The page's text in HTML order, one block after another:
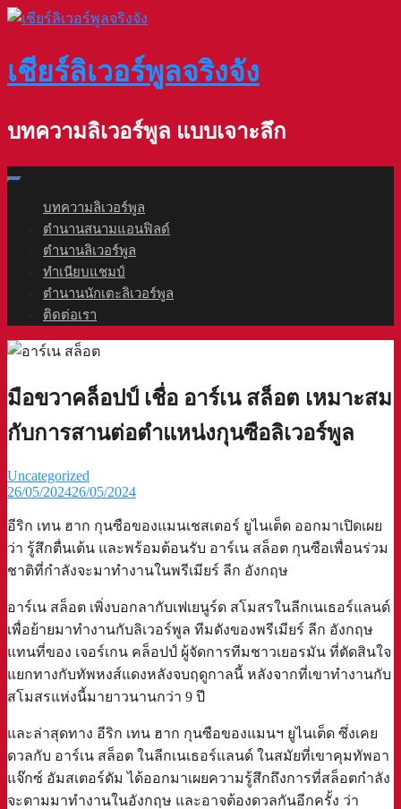
Skip
เชียร์ลิเวอร์พูลจริงจัง
บทความลิเวอร์พูล แบบเจาะลึก
บทความลิเวอร์พูล
ตำนานสนามแอนฟิลด์
ตำนานลิเวอร์พูล
ทำเนียบแชมป์
ตำนานนักเตะลิเวอร์พูล
ติดต่อเรา
มือขวาคล็อปป์ เชื่อ อาร์เน สล็อต เหมาะสม
กับการสานต่อตำแหน่งกุนซือลิเวอร์พูล
Uncategorized
26/05/202426/05/2024
อีริก เทน ฮาก กุนซือของแมนเชสเตอร์ ยูไนเต็ด ออกมาเปิดเผย
ว่า รู้สึกตื่นเต้น และพร้อมต้อนรับ อาร์เน สล็อต กุนซือเพื่อนร่วม
ชาติที่กำลังจะมาทำงานในพรีเมียร์ ลีก อังกฤษ
อาร์เน สล็อต เพิ่งบอกลากับเฟเยนูร์ด สโมสรในลีกเนเธอร์แลนด์
เพื่อย้ายมาทำงานกับลิเวอร์พูล ทีมดังของพรีเมียร์ ลีก อังกฤษ
แทนที่ของ เจอร์เกน คล็อปป์ ผู้จัดการทีมชาวเยอรมัน ที่ตัดสินใจ
แยกทางกับทัพหงส์แดงหลังจบฤดูกาลนี้ หลังจากที่เขาทำงานกับ
สโมสรแห่งนี้มายาวนานกว่า 9 ปี
และล่าสุดทาง อีริก เทน ฮาก กุนซือของแมนฯ ยูไนเต็ด ซึ่งเคย
ดวลกับ อาร์เน สล็อต ในลีกเนเธอร์แลนด์ ในสมัยที่เขาคุมทัพอา
แจ๊กซ์ อัมสเตอร์ดัม ได้ออกมาเผยความรู้สึกถึงการที่สล็อตกำลัง
จะตามมาทำงานในอังกฤษ และอาจต้องดวลกันอีกครั้ง ว่า